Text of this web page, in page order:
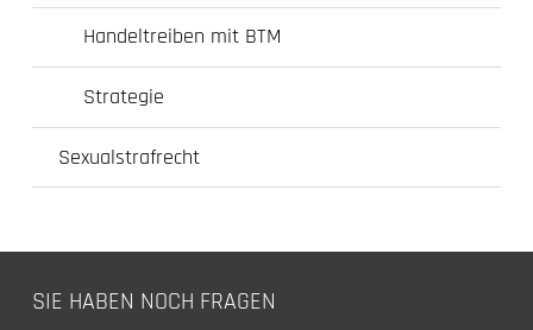
Handeltreiben mit BTM
Strategie
Sexualstrafrecht
SIE HABEN NOCH FRAGEN